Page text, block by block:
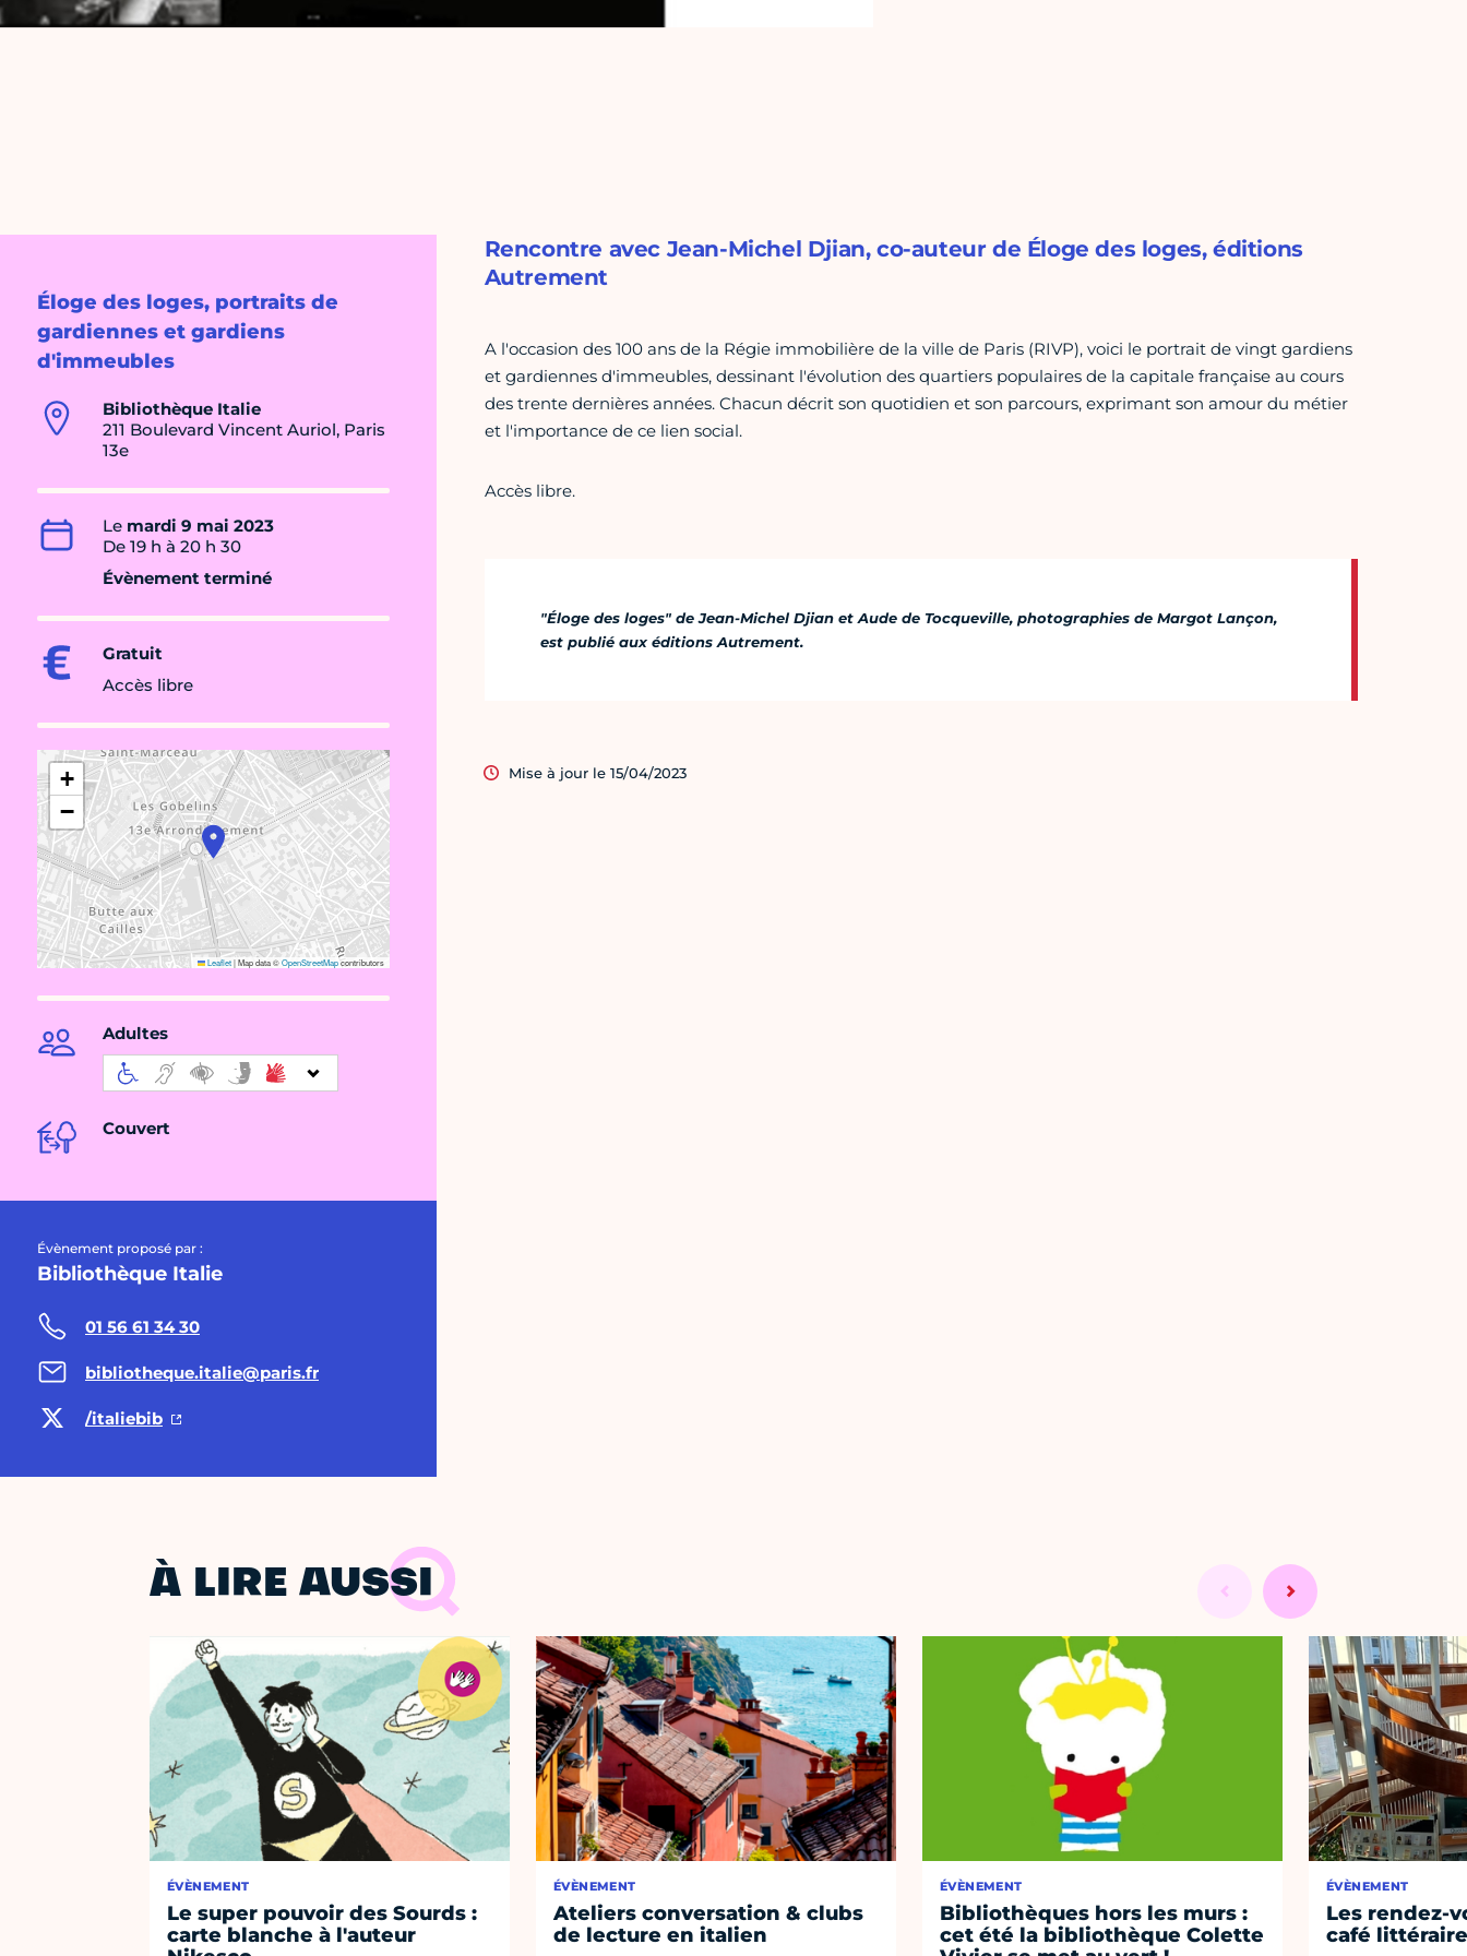
Éloge des loges, portraits de
gardiennes et gardiens
d'immeubles
Bibliothèque Italie
211 Boulevard Vincent Auriol, Paris
13e
Le mardi 9 mai 2023
De 19 h à 20 h 30
Évènement terminé
Gratuit
Accès libre
+
−
Leaflet|Map data ©OpenStreetMapcontributors
Adultes
Couvert
Évènement proposé par :
Bibliothèque Italie
01 56 61 34 30
bibliotheque.italie@paris.fr
/italiebib
Rencontre avec Jean-Michel Djian, co-auteur de Éloge des loges, éditions
Autrement
A l'occasion des 100 ans de la Régie immobilière de la ville de Paris (RIVP), voici le portrait de vingt gardiens
et gardiennes d'immeubles, dessinant l'évolution des quartiers populaires de la capitale française au cours
des trente dernières années. Chacun décrit son quotidien et son parcours, exprimant son amour du métier
et l'importance de ce lien social.
Accès libre.
"Éloge des loges" de Jean-Michel Djian et Aude de Tocqueville, photographies de Margot Lançon,
est publié aux éditions Autrement.
Mise à jour le 15/04/2023
À LIRE AUSSI
ÉVÈNEMENT
Le super pouvoir des Sourds :
carte blanche à l'auteur
ÉVÈNEMENT
Ateliers conversation & clubs
de lecture en italien
ÉVÈNEMENT
Bibliothèques hors les murs :
cet été la bibliothèque Colette
ÉVÈNEMENT
Les rendez-
café